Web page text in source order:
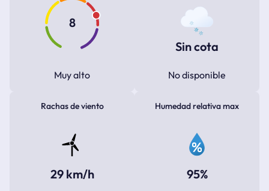
8
Muy alto
Sin cota
No disponible
Rachas de viento
29 km/h
Humedad relativa max
95%